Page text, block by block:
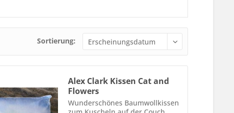
Sortierung:
Alex Clark Kissen Cat and
Flowers
Wunderschönes Baumwollkissen